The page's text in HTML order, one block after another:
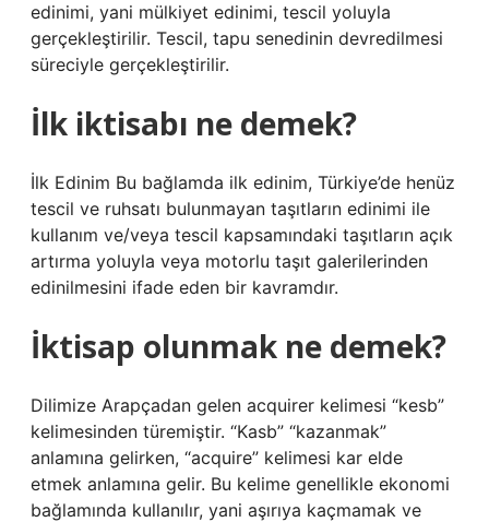
edinimi, yani mülkiyet edinimi, tescil yoluyla
gerçekleştirilir. Tescil, tapu senedinin devredilmesi
süreciyle gerçekleştirilir.
İlk iktisabı ne demek?
İlk Edinim Bu bağlamda ilk edinim, Türkiye’de henüz
tescil ve ruhsatı bulunmayan taşıtların edinimi ile
kullanım ve/veya tescil kapsamındaki taşıtların açık
artırma yoluyla veya motorlu taşıt galerilerinden
edinilmesini ifade eden bir kavramdır.
İktisap olunmak ne demek?
Dilimize Arapçadan gelen acquirer kelimesi “kesb”
kelimesinden türemiştir. “Kasb” “kazanmak”
anlamına gelirken, “acquire” kelimesi kar elde
etmek anlamına gelir. Bu kelime genellikle ekonomi
bağlamında kullanılır, yani aşırıya kaçmamak ve